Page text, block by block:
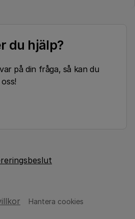
du hjälp?
på din fråga, så kan du
Hantera cookies